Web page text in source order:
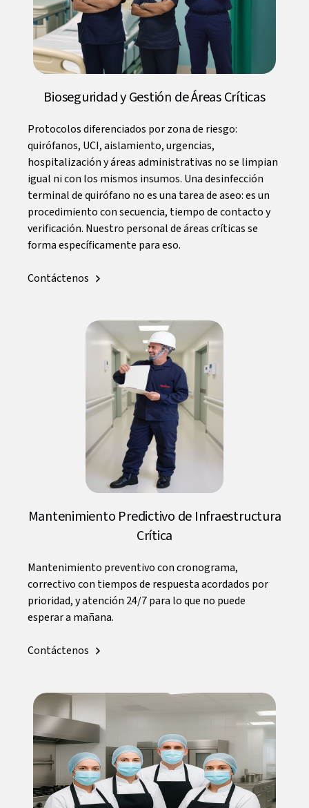
Bioseguridad y Gestión de Áreas Críticas
Protocolos diferenciados por zona de riesgo:
quirófanos, UCI, aislamiento, urgencias,
hospitalización y áreas administrativas no se limpian
igual ni con los mismos insumos. Una desinfección
terminal de quirófano no es una tarea de aseo: es un
procedimiento con secuencia, tiempo de contacto y
verificación. Nuestro personal de áreas críticas se
forma específicamente para eso.
Contáctenos
Mantenimiento Predictivo de Infraestructura
Crítica
Mantenimiento preventivo con cronograma,
correctivo con tiempos de respuesta acordados por
prioridad, y atención 24/7 para lo que no puede
esperar a mañana.
Contáctenos